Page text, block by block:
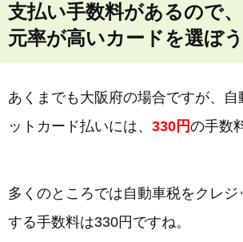
支払い手数料があるので
元率が高いカードを選ぼう
あくまでも大阪府の場合ですが、自
ットカード払いには、 330円の手数
多くのところでは自動車税をクレジ
する手数料は330円ですね。